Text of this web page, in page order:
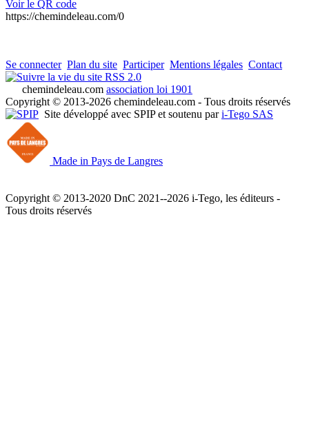
Voir le QR code
https://chemindeleau.com/0
Se connecter Plan du site Participer Mentions légales Contact
RSS 2.0
chemindeleau.com association loi 1901
Copyright © 2013-2026 chemindeleau.com - Tous droits réservés
Site développé avec SPIP et soutenu pari-Tego SAS
Made in Pays de Langres
Copyright © 2013-2020 DnC 2021--2026 i-Tego, les éditeurs -
Tous droits réservés